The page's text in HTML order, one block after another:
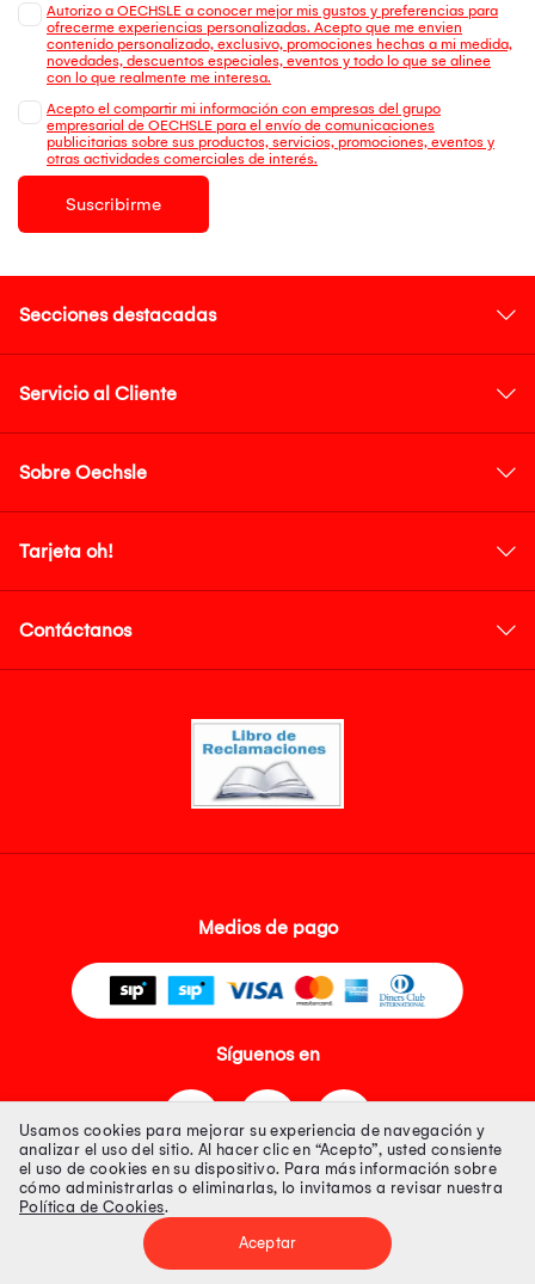
Autorizo a OECHSLE a conocer mejor mis gustos y preferencias para
ofrecerme experiencias personalizadas. Acepto que me envien
contenido personalizado, exclusivo, promociones hechas a mi medida,
novedades, descuentos especiales, eventos y todo lo que se alinee
con lo que realmente me interesa.
Acepto el compartir mi información con empresas del grupo
empresarial de OECHSLE para el envío de comunicaciones
publicitarias sobre sus productos, servicios, promociones, eventos y
otras actividades comerciales de interés.
Suscribirme
Secciones destacadas
Servicio al Cliente
Sobre Oechsle
Tarjeta oh!
Contáctanos
Medios de pago
Síguenos en
Tienda 100% Segura
Tiendas Peruanas S.A. R.U.C. Nº 20493020618. Todos los derechos
Usamos cookies para mejorar su experiencia de navegación y
analizar el uso del sitio. Al hacer clic en “Acepto”, usted consiente
el uso de cookies en su dispositivo. Para más información sobre
cómo administrarlas o eliminarlas, lo invitamos a revisar nuestra
Política de Cookies.
Aceptar